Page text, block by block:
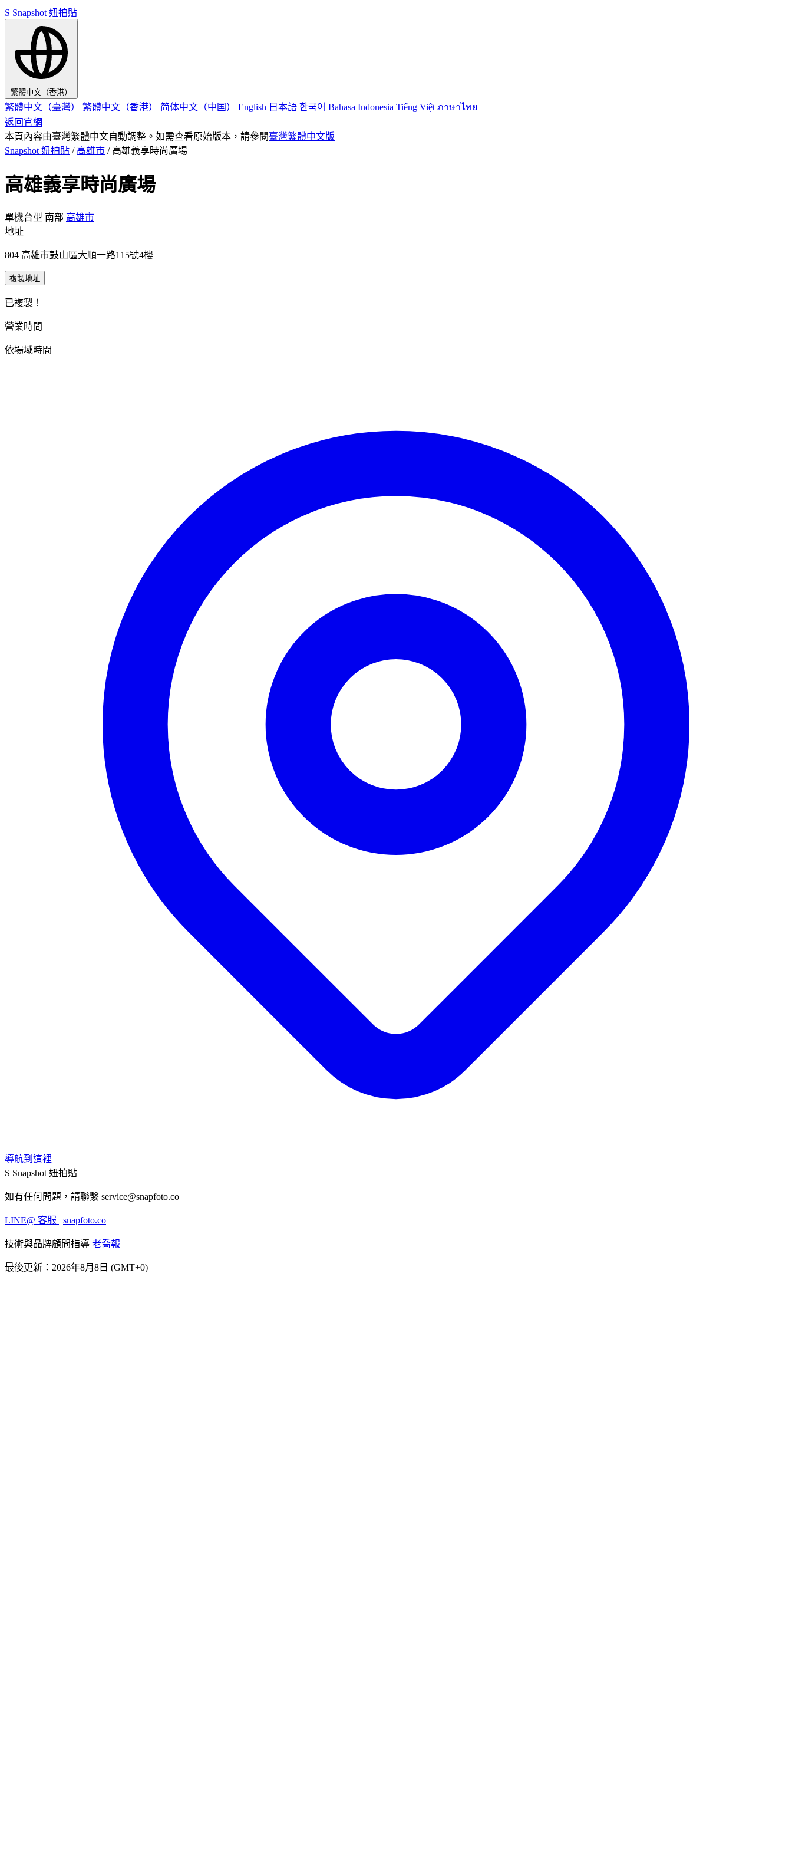
S Snapshot 妞拍貼
繁體中文（香港）
繁體中文（臺灣） 繁體中文（香港） 简体中文（中国） English 日本語 한국어 Bahasa Indonesia Tiếng Việt ภาษาไทย
返回官網
本頁內容由臺灣繁體中文自動調整。如需查看原始版本，請參閱臺灣繁體中文版
Snapshot 妞拍貼 / 高雄市 / 高雄義享時尚廣場
高雄義享時尚廣場
單機台型 南部 高雄市
地址
804 高雄市鼓山區大順一路115號4樓
複製地址
已複製！
營業時間
依場域時間
導航到這裡
S Snapshot 妞拍貼
如有任何問題，請聯繫 service@snapfoto.co
LINE@ 客服 | snapfoto.co
技術與品牌顧問指導 老喬報
最後更新：2026年8月8日 (GMT+0)